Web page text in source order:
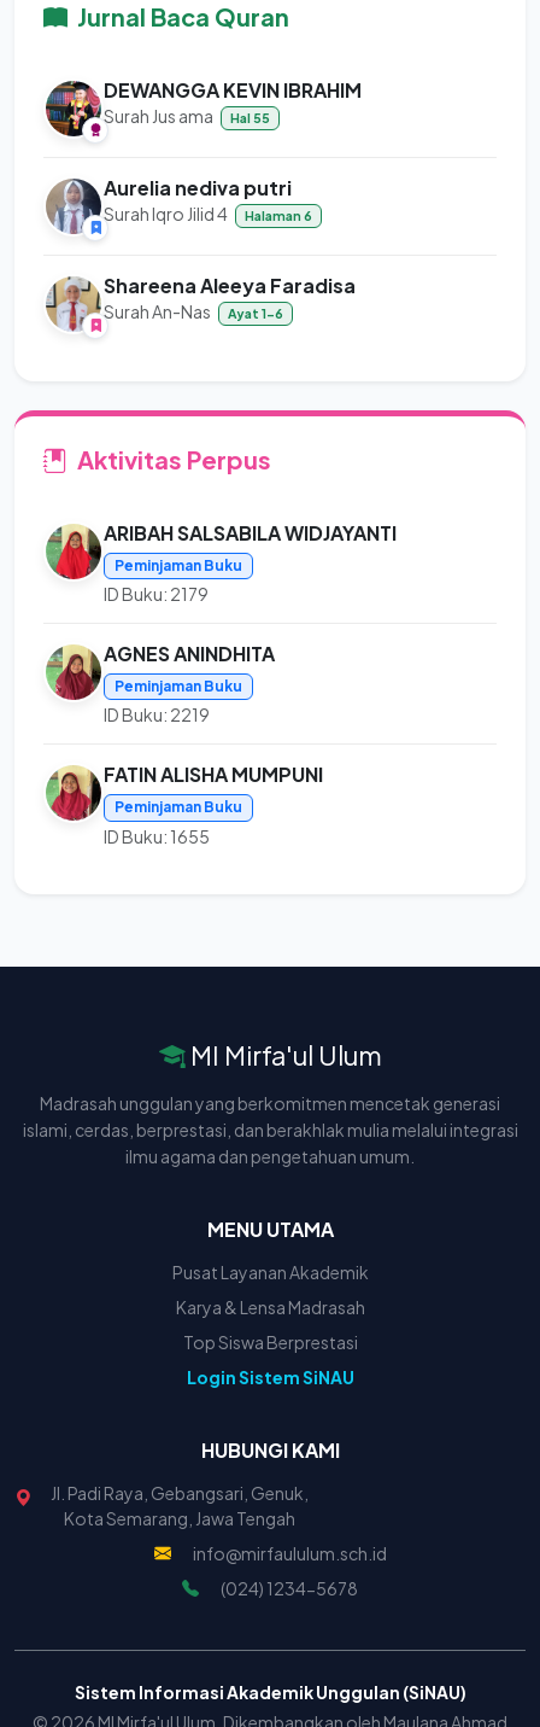
Jurnal Baca Quran
DEWANGGA KEVIN IBRAHIM
Surah Jus ama Hal 55
Aurelia nediva putri
Surah Iqro Jilid 4 Halaman 6
Shareena Aleeya Faradisa
Surah An-Nas Ayat 1-6
Aktivitas Perpus
ARIBAH SALSABILA WIDJAYANTI
Peminjaman Buku
ID Buku: 2179
AGNES ANINDHITA
Peminjaman Buku
ID Buku: 2219
FATIN ALISHA MUMPUNI
Peminjaman Buku
ID Buku: 1655
MI Mirfa'ul Ulum
Madrasah unggulan yang berkomitmen mencetak generasi
islami, cerdas, berprestasi, dan berakhlak mulia melalui integrasi
ilmu agama dan pengetahuan umum.
MENU UTAMA
Pusat Layanan Akademik
Karya & Lensa Madrasah
Top Siswa Berprestasi
Login Sistem SiNAU
HUBUNGI KAMI
Jl. Padi Raya, Gebangsari, Genuk,
Kota Semarang, Jawa Tengah
info@mirfaululum.sch.id
(024) 1234-5678
Sistem Informasi Akademik Unggulan (SiNAU)
© 2026 MI Mirfa'ul Ulum. Dikembangkan oleh Maulana Ahmad